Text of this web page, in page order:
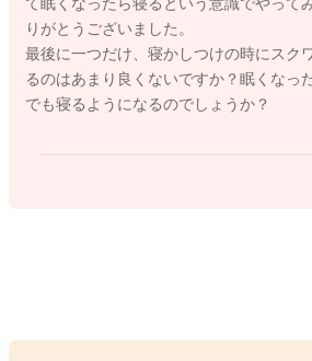
なりばらつきがあります。ママさんとし
ているのではないか、睡眠時間が短いの
なるかもしれませんが、元々ショートス
くさん寝なくても問題ないお子さんもい
えばトータルの睡眠時間が短くても、日
日中にあまりお昼寝をしていなければ、
また、授乳回数が多めということですが
甘え泣きなどをする時期にもなってきま
て眠くなったら寝るという意識でやって
りがとうございました。
最後に一つだけ、寝かしつけの時にスク
るのはあまり良くないですか？眠くなっ
でも寝るようになるのでしょうか？